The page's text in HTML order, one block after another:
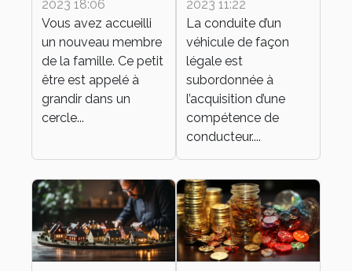
bébé ?
2023 18:06
Vous avez accueilli
un nouveau membre
de la famille. Ce petit
être est appelé à
grandir dans un
cercle...
l'obtenir ?
2023 11:22
La conduite d’un
véhicule de façon
légale est
subordonnée à
l’acquisition d’une
compétence de
conducteur....